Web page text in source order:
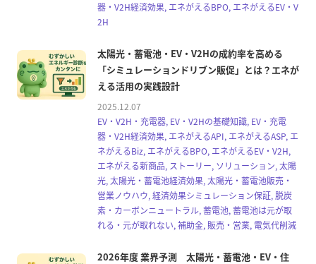
器・V2H経済効果, エネがえるBPO, エネがえるEV・V
2H
太陽光・蓄電池・EV・V2Hの成約率を高める
「シミュレーションドリブン販促」とは？エネが
える活用の実践設計
2025.12.07
EV・V2H・充電器, EV・V2Hの基礎知識, EV・充電
器・V2H経済効果, エネがえるAPI, エネがえるASP, エ
ネがえるBiz, エネがえるBPO, エネがえるEV・V2H,
エネがえる新商品, ストーリー, ソリューション, 太陽
光, 太陽光・蓄電池経済効果, 太陽光・蓄電池販売・
営業ノウハウ, 経済効果シミュレーション保証, 脱炭
素・カーボンニュートラル, 蓄電池, 蓄電池は元が取
れる・元が取れない, 補助金, 販売・営業, 電気代削減
2026年度 業界予測 太陽光・蓄電池・EV・住